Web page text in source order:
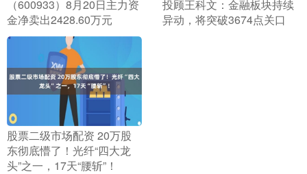
（600933）8月20日主力资
金净卖出2428.60万元
投顾王科文：金融板块持续
异动，将突破3674点关口
​股票二级市场配资 20万股
东彻底懵了！光纤“四大龙
头”之一，17天“腰斩”！